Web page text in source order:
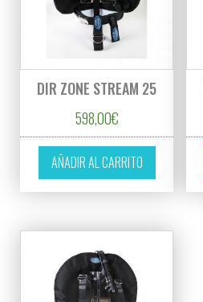
DIR ZONE STREAM 25
598,00€
AÑADIR AL CARRITO